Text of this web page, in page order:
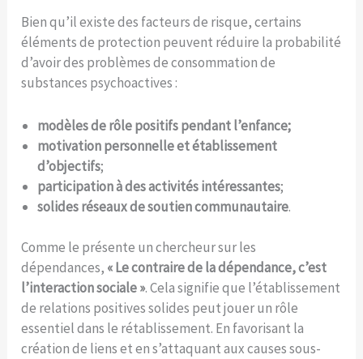
Bien qu’il existe des facteurs de risque, certains
éléments de protection peuvent réduire la probabilité
d’avoir des problèmes de consommation de
substances psychoactives :
modèles de rôle positifs pendant l’enfance;
motivation personnelle et établissement
d’objectifs;
participation à des activités intéressantes;
solides réseaux de soutien communautaire.
Comme le présente un chercheur sur les
dépendances, « Le contraire de la dépendance, c’est
l’interaction sociale ». Cela signifie que l’établissement
de relations positives solides peut jouer un rôle
essentiel dans le rétablissement. En favorisant la
création de liens et en s’attaquant aux causes sous-